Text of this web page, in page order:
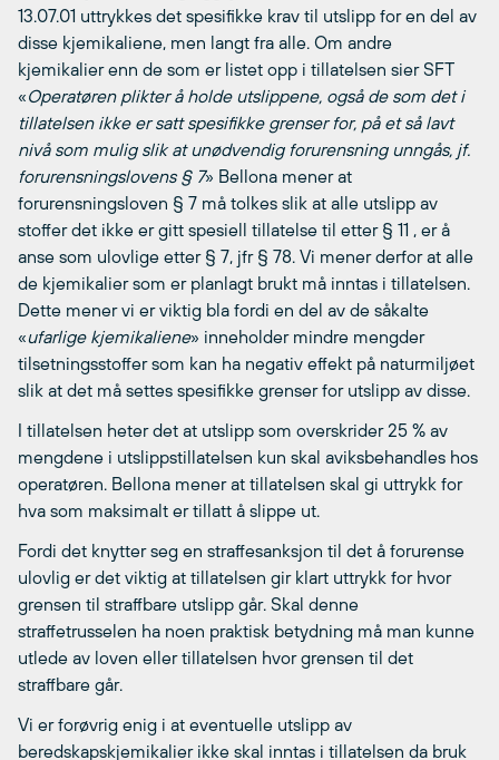
13.07.01 uttrykkes det spesifikke krav til utslipp for en del av
disse kjemikaliene, men langt fra alle. Om andre
kjemikalier enn de som er listet opp i tillatelsen sier SFT
«Operatøren plikter å holde utslippene, også de som det i
tillatelsen ikke er satt spesifikke grenser for, på et så lavt
nivå som mulig slik at unødvendig forurensning unngås, jf.
forurensningslovens § 7» Bellona mener at
forurensningsloven § 7 må tolkes slik at alle utslipp av
stoffer det ikke er gitt spesiell tillatelse til etter § 11 , er å
anse som ulovlige etter § 7, jfr § 78. Vi mener derfor at alle
de kjemikalier som er planlagt brukt må inntas i tillatelsen.
Dette mener vi er viktig bla fordi en del av de såkalte
«ufarlige kjemikaliene» inneholder mindre mengder
tilsetningsstoffer som kan ha negativ effekt på naturmiljøet
slik at det må settes spesifikke grenser for utslipp av disse.
I tillatelsen heter det at utslipp som overskrider 25 % av
mengdene i utslippstillatelsen kun skal aviksbehandles hos
operatøren. Bellona mener at tillatelsen skal gi uttrykk for
hva som maksimalt er tillatt å slippe ut.
Fordi det knytter seg en straffesanksjon til det å forurense
ulovlig er det viktig at tillatelsen gir klart uttrykk for hvor
grensen til straffbare utslipp går. Skal denne
straffetrusselen ha noen praktisk betydning må man kunne
utlede av loven eller tillatelsen hvor grensen til det
straffbare går.
Vi er forøvrig enig i at eventuelle utslipp av
beredskapskjemikalier ikke skal inntas i tillatelsen da bruk